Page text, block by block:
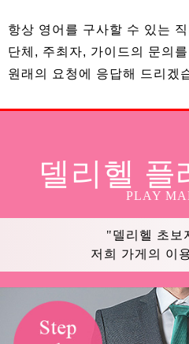
항상 영어를 구사할 수 있는
단체, 주최자, 가이드의 문의
원래의 요청에 응답해 드리겠
델리헬 플
PLAY
"델리헬 초보
저희 가게의 이